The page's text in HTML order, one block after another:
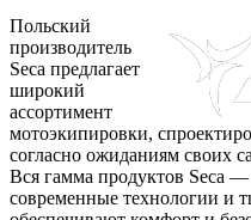
Польский
производитель
Seca предлагает
широкий
ассортимент
мотоэкипировки,
согласно ожиданиям своих
Вся гамма продуктов Seca
современные технологии и